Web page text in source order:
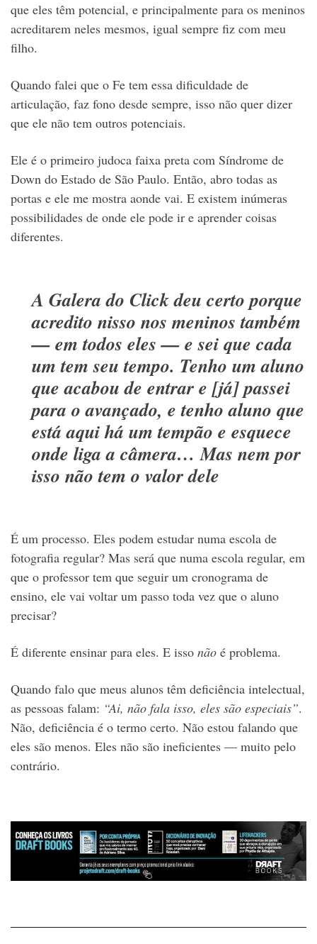
que eles têm potencial, e principalmente para os meninos
acreditarem neles mesmos, igual sempre fiz com meu
filho.
Quando falei que o Fe tem essa dificuldade de
articulação, faz fono desde sempre, isso não quer dizer
que ele não tem outros potenciais.
Ele é o primeiro judoca faixa preta com Síndrome de
Down do Estado de São Paulo. Então, abro todas as
portas e ele me mostra aonde vai. E existem inúmeras
possibilidades de onde ele pode ir e aprender coisas
diferentes.
A Galera do Click deu certo porque
acredito nisso nos meninos também
— em todos eles — e sei que cada
um tem seu tempo. Tenho um aluno
que acabou de entrar e [já] passei
para o avançado, e tenho aluno que
está aqui há um tempão e esquece
onde liga a câmera… Mas nem por
isso não tem o valor dele
É um processo. Eles podem estudar numa escola de
fotografia regular? Mas será que numa escola regular, em
que o professor tem que seguir um cronograma de
ensino, ele vai voltar um passo toda vez que o aluno
precisar?
É diferente ensinar para eles. E isso não é problema.
Quando falo que meus alunos têm deficiência intelectual,
as pessoas falam: “Ai, não fala isso, eles são especiais”.
Não, deficiência é o termo certo. Não estou falando que
eles são menos. Eles não são ineficientes — muito pelo
contrário.